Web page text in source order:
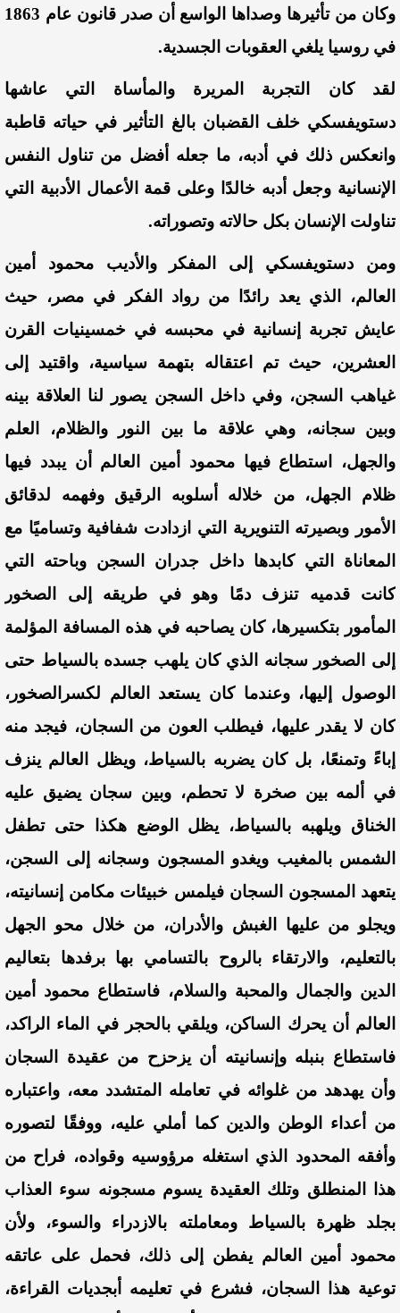
وكان من تأثيرها وصداها الواسع أن صدر قانون عام 1863
في روسيا يلغي العقوبات الجسدية.
لقد كان التجربة المريرة والمأساة التي عاشها
دستويفسكي خلف القضبان بالغ التأثير في حياته قاطبة
وانعكس ذلك في أدبه، ما جعله أفضل من تناول النفس
الإنسانية وجعل أدبه خالدًا وعلى قمة الأعمال الأدبية التي
تناولت الإنسان بكل حالاته وتصوراته.
ومن دستويفسكي إلى المفكر والأديب محمود أمين
العالم، الذي يعد رائدًا من رواد الفكر في مصر، حيث
عايش تجربة إنسانية في محبسه في خمسينيات القرن
العشرين، حيث تم اعتقاله بتهمة سياسية، واقتيد إلى
غياهب السجن، وفي داخل السجن يصور لنا العلاقة بينه
وبين سجانه، وهي علاقة ما بين النور والظلام، العلم
والجهل، استطاع فيها محمود أمين العالم أن يبدد فيها
ظلام الجهل، من خلاله أسلوبه الرقيق وفهمه لدقائق
الأمور وبصيرته التنويرية التي ازدادت شفافية وتساميًا مع
المعاناة التي كابدها داخل جدران السجن وباحته التي
كانت قدميه تنزف دمًا وهو في طريقه إلى الصخور
المأمور بتكسيرها، كان يصاحبه في هذه المسافة المؤلمة
إلى الصخور سجانه الذي كان يلهب جسده بالسياط حتى
الوصول إليها، وعندما كان يستعد العالم لكسرالصخور،
كان لا يقدر عليها، فيطلب العون من السجان، فيجد منه
إباءً وتمنعًا، بل كان يضربه بالسياط، ويظل العالم ينزف
في ألمه بين صخرة لا تحطم، وبين سجان يضيق عليه
الخناق ويلهبه بالسياط، يظل الوضع هكذا حتى تطفل
الشمس بالمغيب ويغدو المسجون وسجانه إلى السجن،
يتعهد المسجون السجان فيلمس خبيئات مكامن إنسانيته،
ويجلو من عليها الغبش والأدران، من خلال محو الجهل
بالتعليم، والارتقاء بالروح بالتسامي بها برفدها بتعاليم
الدين والجمال والمحبة والسلام، فاستطاع محمود أمين
العالم أن يحرك الساكن، ويلقي بالحجر في الماء الراكد،
فاستطاع بنبله وإنسانيته أن يزحزح من عقيدة السجان
وأن يهدهد من غلوائه في تعامله المتشدد معه، واعتباره
من أعداء الوطن والدين كما أملي عليه، ووفقًا لتصوره
وأفقه المحدود الذي استغله مرؤوسيه وقواده، فراح من
هذا المنطلق وتلك العقيدة يسوم مسجونه سوء العذاب
بجلد ظهرة بالسياط ومعاملته بالازدراء والسوء، ولأن
محمود أمين العالم يفطن إلى ذلك، فحمل على عاتقه
توعية هذا السجان، فشرع في تعليمه أبجديات القراءة،